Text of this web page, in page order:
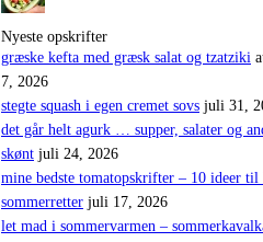
Nyeste opskrifter
græske kefta med græsk salat og tzatziki
7, 2026
stegte squash i egen cremet sovs juli 31,
det går helt agurk … supper, salater og
skønt juli 24, 2026
mine bedste tomatopskrifter – 10 ideer til
sommerretter juli 17, 2026
let mad i sommervarmen –